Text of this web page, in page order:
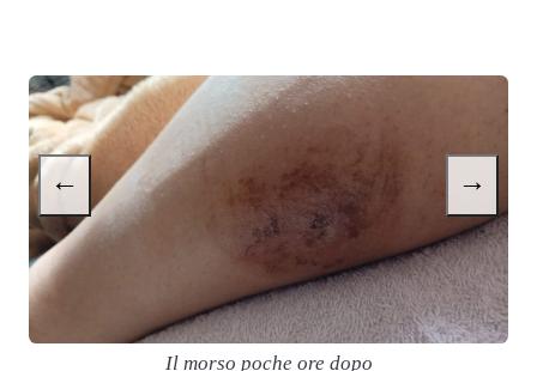
Il morso poche ore dopo
← →